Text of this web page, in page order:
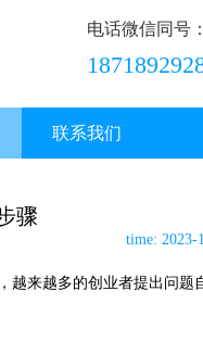
电话微信同号：
联系我们
骤
time: 2023-
越来越多的创业者提出问题